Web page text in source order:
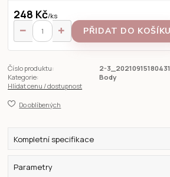
248 Kč/ks
PŘIDAT DO KOŠÍKU
Číslo produktu:
2-3_20210915180431
Kategorie:
Body
Hlídat cenu / dostupnost
Do oblíbených
Kompletní specifikace
Parametry